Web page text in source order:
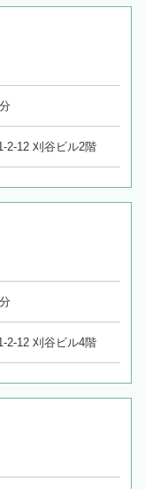
2-12 刈谷ビル2階
2-12 刈谷ビル4階